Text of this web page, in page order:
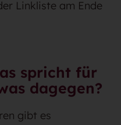
Linkliste am Ende
spricht für
dagegen?
gibt es